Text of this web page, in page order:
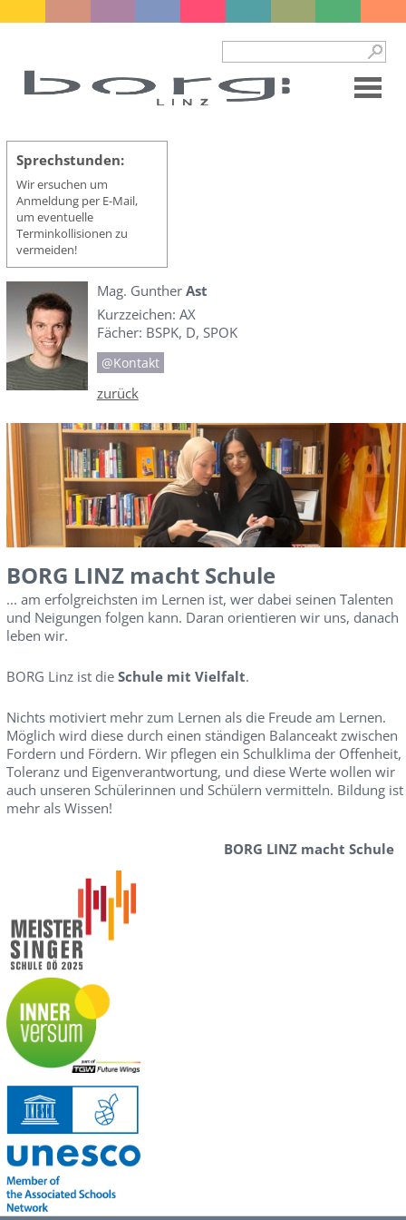
Sprechstunden:
Wir ersuchen um
Anmeldung per E-Mail,
um eventuelle
Terminkollisionen zu
vermeiden!
Mag. Gunther Ast
Kurzzeichen: AX
Fächer: BSPK, D, SPOK
@Kontakt
zurück
BORG LINZ macht Schule
... am erfolgreichsten im Lernen ist, wer dabei seinen Talenten
und Neigungen folgen kann. Daran orientieren wir uns, danach
leben wir.
BORG Linz ist die Schule mit Vielfalt.
Nichts motiviert mehr zum Lernen als die Freude am Lernen.
Möglich wird diese durch einen ständigen Balanceakt zwischen
Fordern und Fördern. Wir pflegen ein Schulklima der Offenheit,
Toleranz und Eigenverantwortung, und diese Werte wollen wir
auch unseren Schülerinnen und Schülern vermitteln. Bildung ist
mehr als Wissen!
BORG LINZ macht Schule